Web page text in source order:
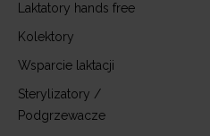
Laktatory hands free
Kolektory
Wsparcie laktacji
Sterylizatory /
Podgrzewacze